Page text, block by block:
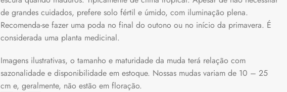
de grandes cuidados, prefere solo fértil e úmido, com iluminação plena.
Recomenda-se fazer uma poda no final do outono ou no início da primavera. É
considerada uma planta medicinal.
Imagens ilustrativas, o tamanho e maturidade da muda terá relação com
sazonalidade e disponibilidade em estoque. Nossas mudas variam de 10 – 25
cm e, geralmente, não estão em floração.